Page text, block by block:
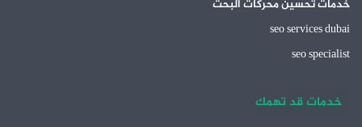
خدمات تحسين محركات البحث
seo services dubai
seo specialist
خدمات قد تهمك